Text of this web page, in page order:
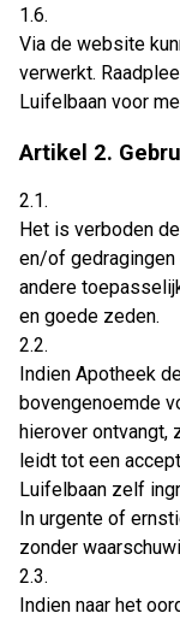
1.6.
Via de website
verwerkt.
Luifelbaan voor
Artikel 2.
2.1.
Het is verboden
en/of
andere
en goede zeden.
2.2.
Indien Apotheek
bovengenoemde
hierover ontvangt,
leidt tot een
Luifelbaan zelf
In urgente of
zonder
2.3.
Indien naar het